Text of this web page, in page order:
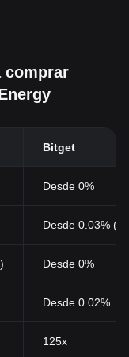
comprar
Bitget
Desde 0%
Desde 0.03%
Desde 0%
Desde 0.02%
125x